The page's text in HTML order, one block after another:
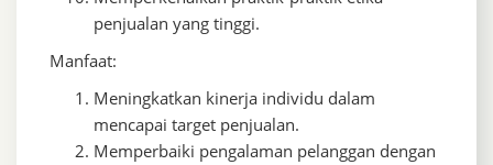
penjualan yang tinggi.
Manfaat:
Meningkatkan kinerja individu dalam
mencapai target penjualan.
Memperbaiki pengalaman pelanggan dengan